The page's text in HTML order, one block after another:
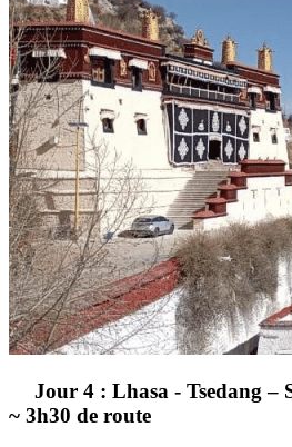
Jour 4 : Lhasa - Tsedang –
~ 3h30 de route